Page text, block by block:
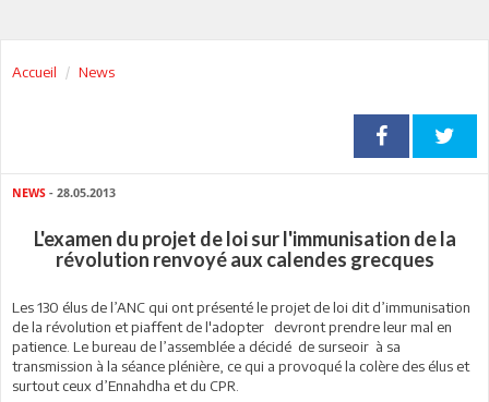
Accueil News
NEWS - 28.05.2013
L'examen du projet de loi sur l'immunisation de la
révolution renvoyé aux calendes grecques
Les 130 élus de l’ANC qui ont présenté le projet de loi dit d’immunisation
de la révolution et piaffent de l'adopter devront prendre leur mal en
patience. Le bureau de l’assemblée a décidé de surseoir à sa
transmission à la séance plénière, ce qui a provoqué la colère des élus et
surtout ceux d’Ennahdha et du CPR.